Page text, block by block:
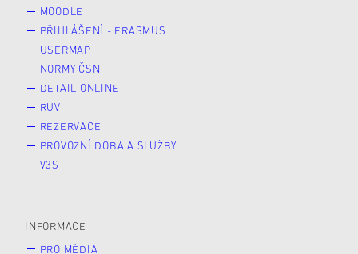
MOODLE
PŘIHLÁŠENÍ - ERASMUS
USERMAP
NORMY ČSN
DETAIL ONLINE
RUV
REZERVACE
PROVOZNÍ DOBA A SLUŽBY
V3S
INFORMACE
PRO MÉDIA